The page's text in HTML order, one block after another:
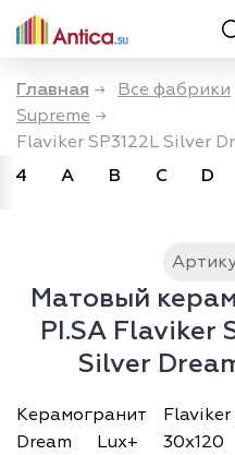
Главная → Все фабрики
Supreme →
Flaviker SP3122L Silver
4
A B C D
Матовый
PI.SA Flaviker
Silver
Керамогранит
Dream Lux+